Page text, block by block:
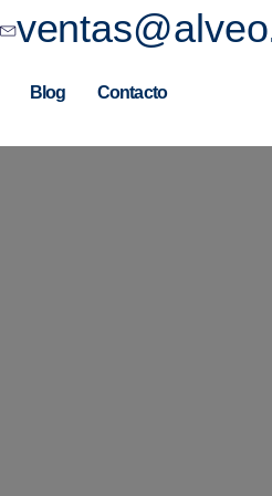
Blog Contacto